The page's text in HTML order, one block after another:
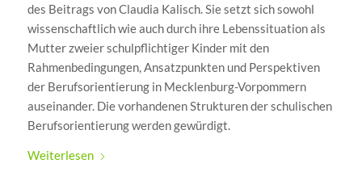
des Beitrags von Claudia Kalisch. Sie setzt sich sowohl
wissenschaftlich wie auch durch ihre Lebenssituation als
Mutter zweier schulpflichtiger Kinder mit den
Rahmenbedingungen, Ansatzpunkten und Perspektiven
der Berufsorientierung in Mecklenburg-Vorpommern
auseinander. Die vorhandenen Strukturen der schulischen
Berufsorientierung werden gewürdigt.
Weiterlesen